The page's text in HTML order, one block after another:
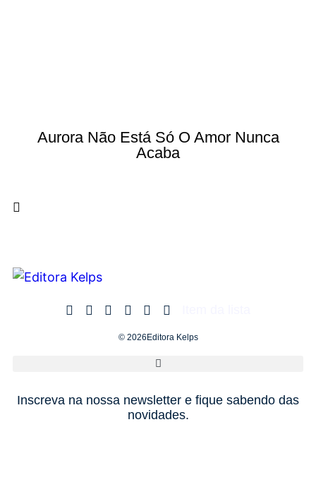
Aurora Não Está Só O Amor Nunca
Acaba
© 2026Editora Kelps
Inscreva na nossa newsletter e fique sabendo das
novidades.